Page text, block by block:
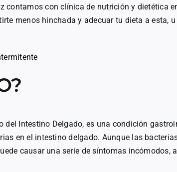
contamos con clínica de nutrición y dietética
menos hinchada y adecuar tu dieta a esta,
del Intestino Delgado, es una condición
en el intestino delgado. Aunque las
causar una serie de síntomas incómodos,